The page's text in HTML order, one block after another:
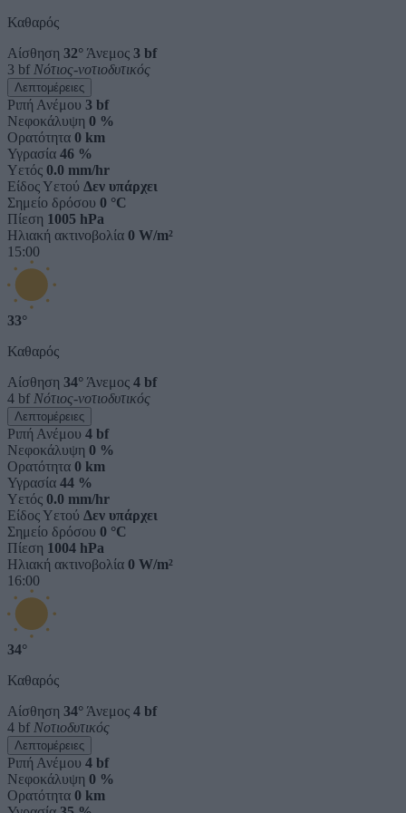
Καθαρός
Αίσθηση 32° Άνεμος 3 bf
3 bf Νότιος-νοτιοδυτικός
Λεπτομέρειες
Ριπή Ανέμου 3 bf
Νεφοκάλυψη 0 %
Ορατότητα 0 km
Υγρασία 46 %
Υετός 0.0 mm/hr
Είδος Υετού Δεν υπάρχει
Σημείο δρόσου 0 °C
Πίεση 1005 hPa
Ηλιακή ακτινοβολία 0 W/m²
15:00
33°
Καθαρός
Αίσθηση 34° Άνεμος 4 bf
4 bf Νότιος-νοτιοδυτικός
Λεπτομέρειες
Ριπή Ανέμου 4 bf
Νεφοκάλυψη 0 %
Ορατότητα 0 km
Υγρασία 44 %
Υετός 0.0 mm/hr
Είδος Υετού Δεν υπάρχει
Σημείο δρόσου 0 °C
Πίεση 1004 hPa
Ηλιακή ακτινοβολία 0 W/m²
16:00
34°
Καθαρός
Αίσθηση 34° Άνεμος 4 bf
4 bf Νοτιοδυτικός
Λεπτομέρειες
Ριπή Ανέμου 4 bf
Νεφοκάλυψη 0 %
Ορατότητα 0 km